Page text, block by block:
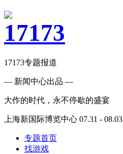
17173专题报道
— 新闻中心出品 —
大作的时代，永不停歇的盛宴
上海新国际博览中心 07.31 - 08.03
专题首页
找游戏